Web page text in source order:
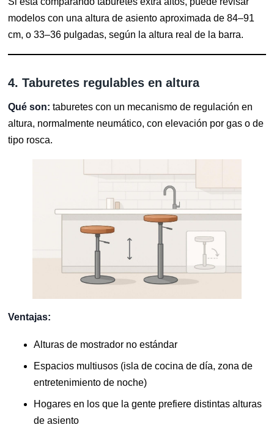
modelos con una altura de asiento aproximada de 84–91
cm, o 33–36 pulgadas, según la altura real de la barra.
4. Taburetes regulables en altura
Qué son: taburetes con un mecanismo de regulación en
altura, normalmente neumático, con elevación por gas o de
tipo rosca.
Ventajas:
Alturas de mostrador no estándar
Espacios multiusos (isla de cocina de día, zona de
entretenimiento de noche)
Hogares en los que la gente prefiere distintas alturas
de asiento